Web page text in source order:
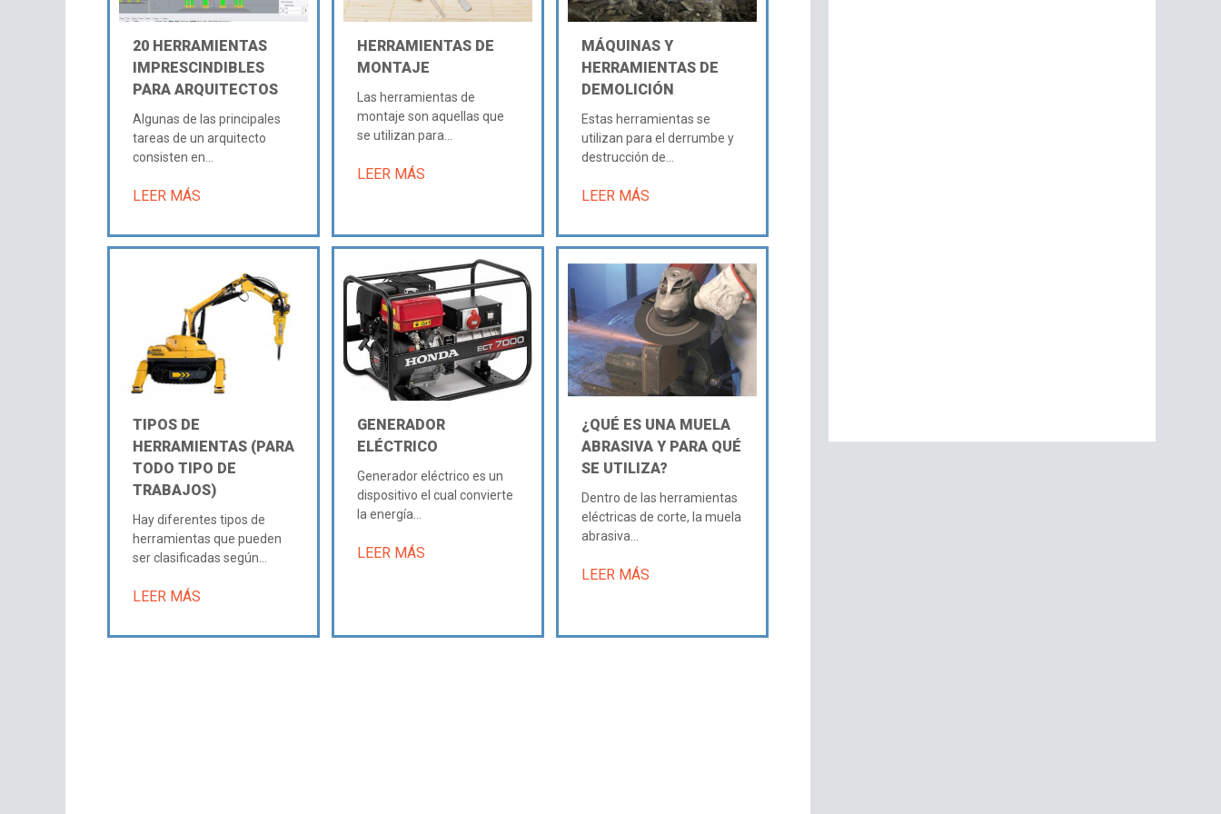
20 HERRAMIENTAS
IMPRESCINDIBLES
PARA ARQUITECTOS
Algunas de las principales
tareas de un arquitecto
consisten en...
LEER MÁS
HERRAMIENTAS DE
MONTAJE
Las herramientas de
montaje son aquellas que
se utilizan para...
LEER MÁS
MÁQUINAS Y
HERRAMIENTAS DE
DEMOLICIÓN
Estas herramientas se
utilizan para el derrumbe y
destrucción de...
LEER MÁS
TIPOS DE
HERRAMIENTAS (PARA
TODO TIPO DE
TRABAJOS)
Hay diferentes tipos de
herramientas que pueden
ser clasificadas según...
LEER MÁS
GENERADOR
ELÉCTRICO
Generador eléctrico es un
dispositivo el cual convierte
la energía...
LEER MÁS
¿QUÉ ES UNA MUELA
ABRASIVA Y PARA QUÉ
SE UTILIZA?
Dentro de las herramientas
eléctricas de corte, la muela
abrasiva...
LEER MÁS